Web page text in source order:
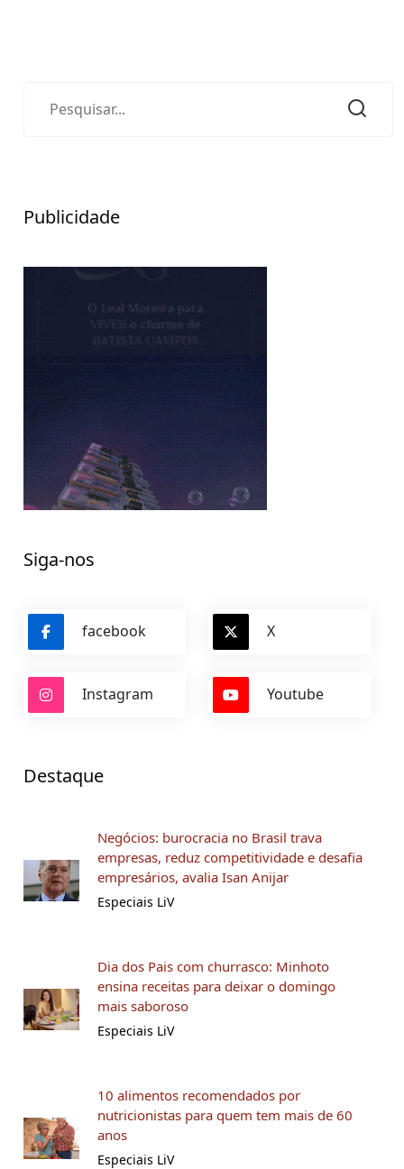
Publicidade
Siga-nos
facebook X
Instagram Youtube
Destaque
Negócios: burocracia no Brasil trava
empresas, reduz competitividade e desafia
empresários, avalia Isan Anijar
Especiais LiV
Dia dos Pais com churrasco: Minhoto
ensina receitas para deixar o domingo
mais saboroso
Especiais LiV
10 alimentos recomendados por
nutricionistas para quem tem mais de 60
anos
Especiais LiV